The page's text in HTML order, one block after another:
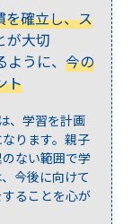
を確立し、ス
が大切
ように、今の
ト
、学習を計画
ります。親子
ない範囲で学
今後に向けて
ることを心が